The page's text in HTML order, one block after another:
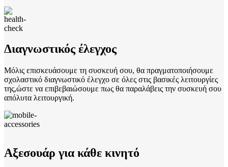
Διαγνωστικός έλεγχος
Μόλις επισκευάσουμε τη συσκευή σου, θα πραγματοποιήσουμε
σχολαστικό διαγνωστικό έλεγχο σε όλες στις βασικές λειτουργίες
της,ώστε να επιβεβαιώσουμε πως θα παραλάβεις την συσκευή σου
απόλυτα λειτουργική.
Αξεσουάρ για κάθε κινητό